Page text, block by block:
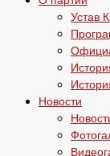
Устав
Новости